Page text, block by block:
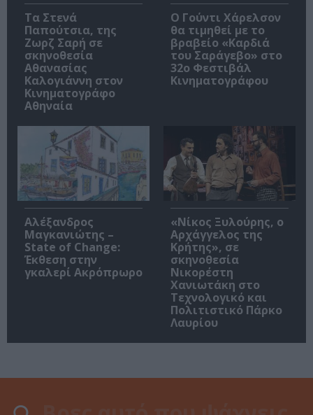
Τα Στενά
Παπούτσια, της
Ζωρζ Σαρή σε
σκηνοθεσία
Αθανασίας
Καλογιάννη στον
Κινηματογράφο
Αθηναία
Ο Γούντι Χάρελσον
θα τιμηθεί με το
βραβείο «Καρδιά
του Σαράγεβο» στο
32ο Φεστιβάλ
Κινηματογράφου
Αλέξανδρος
Μαγκανιώτης –
State of Change:
Έκθεση στην
γκαλερί Ακρόπρωρο
«Νίκος Ξυλούρης, ο
Αρχάγγελος της
Κρήτης», σε
σκηνοθεσία
Νικορέστη
Χανιωτάκη στο
Τεχνολογικό και
Πολιτιστικό Πάρκο
Λαυρίου